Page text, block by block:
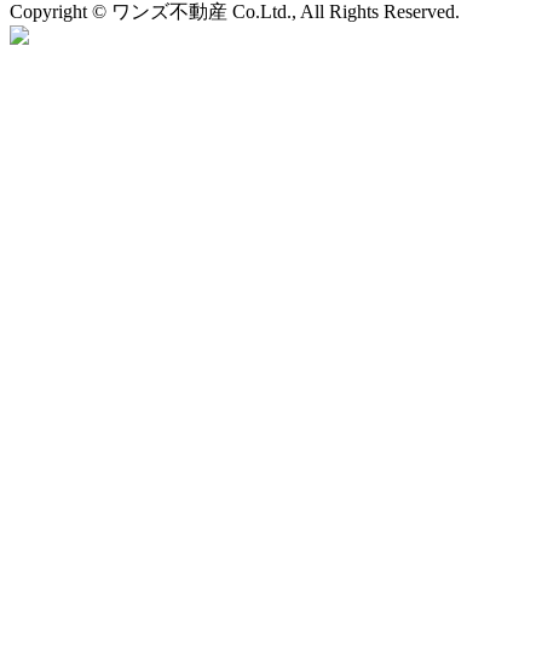
Copyright © ワンズ不動産 Co.Ltd., All Rights Reserved.